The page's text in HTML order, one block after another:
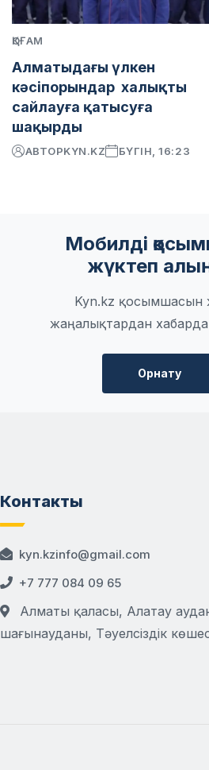
ҚОҒАМ
Алматыдағы үлкен
кәсіпорындар халықты
сайлауға қатысуға
шақырды
АВТОРKYN.KZ БҮГІН, 16:23
Мобилді
жүктеп
Kyn.kz қосымшасын
жаңалықтардан
Орнату
Контакты
kyn.kzinfo@gmail.com
+7 777 084 09 65
Алматы қаласы, Алатау
шағынауданы, Тәуелсіздік